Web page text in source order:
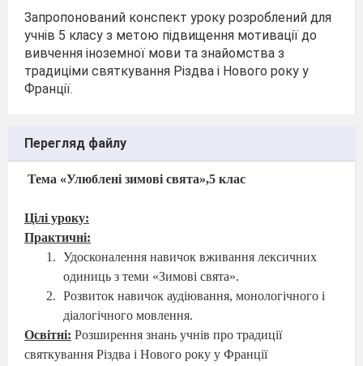
Запропонований конспект уроку розроблений для
учнів 5 класу з метою підвищення мотивації до
вивчення іноземної мови та знайомства з
традиціми святкування Різдва і Нового року у
Франції.
Перегляд файлу
Тема «Улюблені зимові свята»,5 клас
Цілі уроку:
Практичні:
Удосконалення навичок вживання лексичних
одиниць з теми «Зимові свята».
Розвиток навичок аудіювання, монологічного і
діалогічного мовлення.
Освітні: Розширення знань учнів про традиції
святкування Різдва і Нового року у Франції